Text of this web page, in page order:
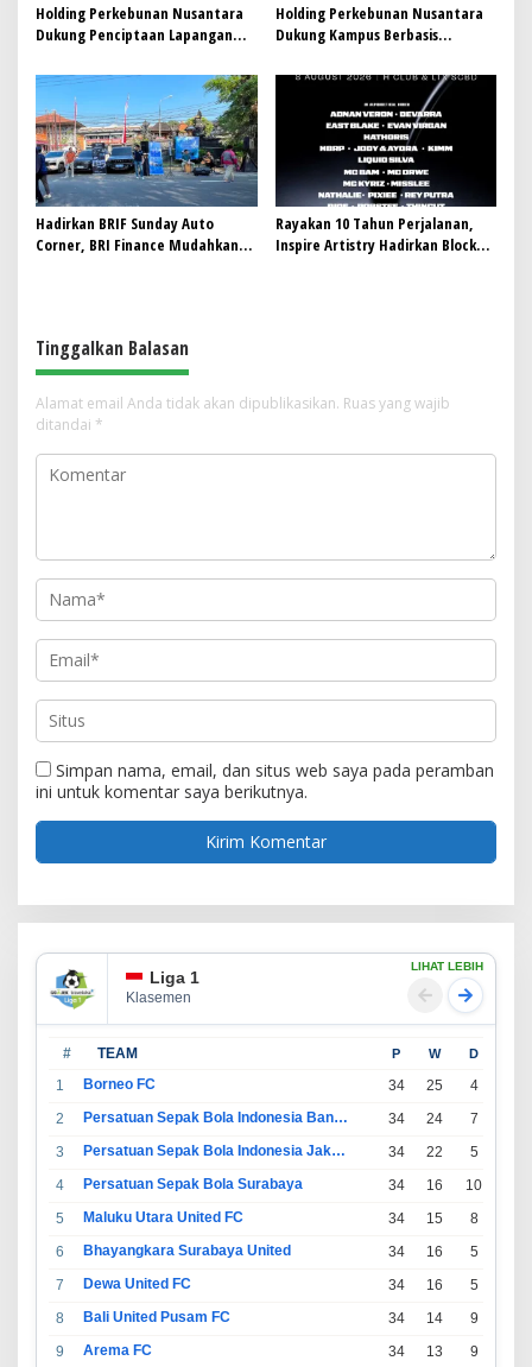
Holding Perkebunan Nusantara
Dukung Penciptaan Lapangan
Pekerja di Pabrik Tembakau
Holding Perkebunan Nusantara
Dukung Kampus Berbasis
Jadi Mahasiswa Angkatan
Pertama Magister ITSI
Hadirkan BRIF Sunday Auto
Corner, BRI Finance Mudahkan
Rayakan 10 Tahun Perjalanan,
Inspire Artistry Hadirkan Block
Tinggalkan Balasan
Alamat email Anda tidak akan dipublikasikan. Ruas yang wajib
ditandai *
Simpan nama, email, dan situs web saya pada peramban
ini untuk komentar saya berikutnya.
Liga 1
Klasemen
LIHAT LEBIH
# TEAM P W D
1 Borneo FC 34 25 4
2
Persatuan Sepak Bola Indonesia Bandung 34 24 7
3
Persatuan Sepak Bola Indonesia Jakarta 34 22 5
4
Persatuan Sepak Bola Surabaya 34 16 10
5
Maluku Utara United FC 34 15 8
6
Bhayangkara Surabaya United 34 16 5
7
Dewa United FC 34 16 5
8
Bali United Pusam FC 34 14 9
9
Arema FC 34 13 9